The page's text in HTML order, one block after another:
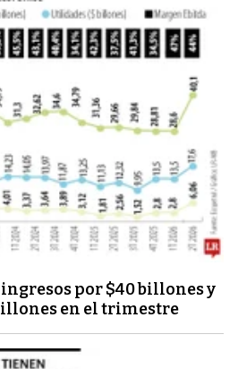
por $40 billones y
en el trimestre